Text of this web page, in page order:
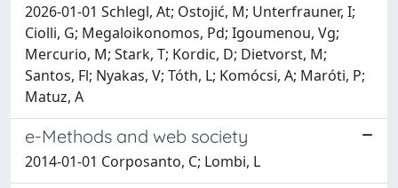
2026-01-01 Schlegl, At; Ostojić, M; Unterfrauner, I;
Ciolli, G; Megaloikonomos, Pd; Igoumenou, Vg;
Mercurio, M; Stark, T; Kordic, D; Dietvorst, M;
Santos, Fl; Nyakas, V; Tóth, L; Komócsi, A; Maróti, P;
Matuz, A
e-Methods and web society
2014-01-01 Corposanto, C; Lombi, L